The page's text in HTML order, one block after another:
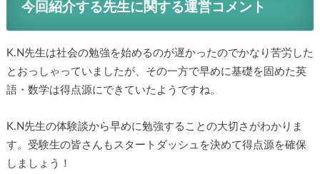
今回紹介する先生に関する運営コメント
K.N先生は社会の勉強を始めるのが遅かったのでかなり苦労した
とおっしゃっていましたが、その一方で早めに基礎を固めた英
語・数学は得点源にできていたようですね。
K.N先生の体験談から早めに勉強することの大切さがわかりま
す。受験生の皆さんもスタートダッシュを決めて得点源を確保
しましょう！